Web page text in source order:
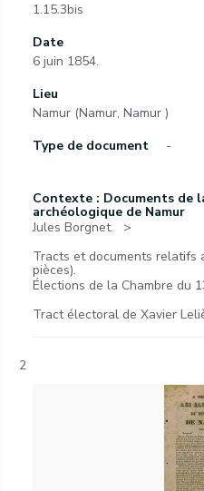
1.15.3bis
Date
6 juin 1854.
Lieu
Namur (Namur, Namur )
Type de document
-
Contexte : Documents de
archéologique de Namur
Jules Borgnet.
Tracts et documents relatifs
pièces).
Élections de la Chambre du
Tract électoral de Xavier
2